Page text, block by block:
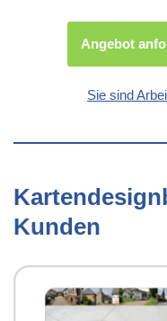
Angebot
Sie sind
Kunden